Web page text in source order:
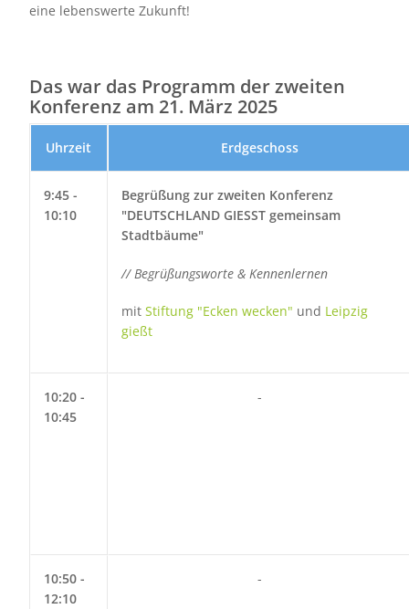
eine lebenswerte Zukunft!
Das war das Programm der zweiten
Konferenz am 21. März 2025
Uhrzeit Erdgeschoss
9:45 -
10:10
Begrüßung zur zweiten Konferenz
"DEUTSCHLAND GIESST gemeinsam
Stadtbäume"
// Begrüßungsworte & Kennenlernen
mit Stiftung "Ecken wecken" und Leipzig
gießt
10:20 -
10:45
-
10:50 -
12:10
-